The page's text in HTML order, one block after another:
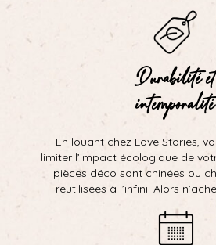
Durabilité et
intemporalité
En louant chez Love Stories,
limiter l’impact écologique de
pièces déco sont chinées ou
réutilisées à l’infini. Alors